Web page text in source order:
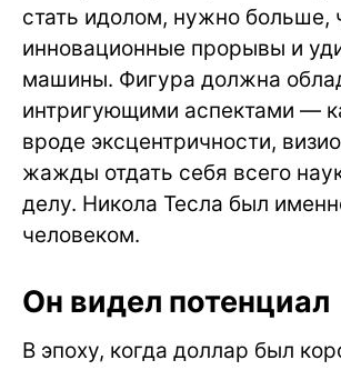
стать идолом, нужно больше,
инновационные прорывы и
машины. Фигура должна
интригующими аспектами —
вроде эксцентричности,
жажды отдать себя всего
делу. Никола Тесла был
человеком.
Он видел потенциал
В эпоху, когда доллар был